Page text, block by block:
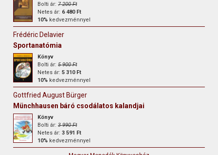
Bolti ár:7 200 Ft
Netes ár: 6 480 Ft
10% kedvezménnyel
Frédéric Delavier
Sportanatómia
Könyv
Bolti ár:5 900 Ft
Netes ár:5 310 Ft
10% kedvezménnyel
Gottfried August Bürger
Münchhausen báró csodálatos kalandjai
Könyv
Bolti ár:3 990 Ft
Netes ár:3 591 Ft
10% kedvezménnyel